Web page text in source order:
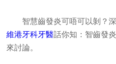
智慧齒發炎可唔可以剝？
維港牙科牙醫話你知：智齒發
來討論。